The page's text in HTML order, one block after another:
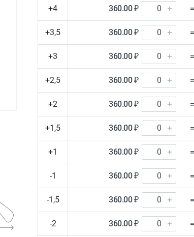
+4 360.00 ₽
+3,5 360.00 ₽
+3 360.00 ₽
+2,5 360.00 ₽
+2 360.00 ₽
+1,5 360.00 ₽
+1 360.00 ₽
-1 360.00 ₽
-1,5 360.00 ₽
-2 360.00 ₽